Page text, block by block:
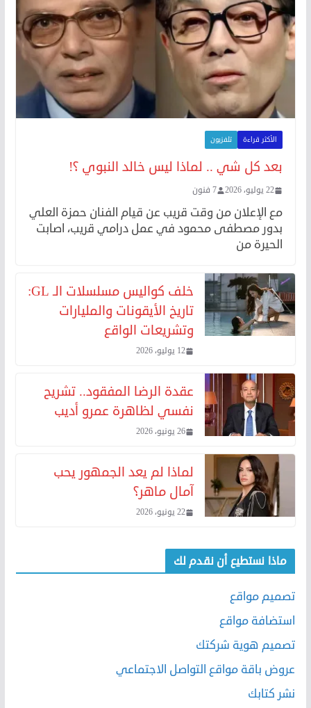
الأكثر قراءة تلفزيون
بعد كل شي .. لماذا ليس خالد النبوي ؟!
22 يوليو، 2026 7 فنون
مع الإعلان من وقت قريب عن قيام الفنان حمزة العلي
بدور مصطفى محمود في عمل درامي قريب، اصابت
الحيرة من
خلف كواليس مسلسلات الـ GL:
تاريخ الأيقونات والمليارات
وتشريعات الواقع
12 يوليو، 2026
عقدة الرضا المفقود.. تشريح
نفسي لظاهرة عمرو أديب
26 يونيو، 2026
لماذا لم يعد الجمهور يحب
آمال ماهر؟
22 يونيو، 2026
ماذا نستطيع أن نقدم لك
تصميم مواقع
استضافة مواقع
تصميم هوية شركتك
عروض باقة مواقع التواصل الاجتماعي
نشر كتابك